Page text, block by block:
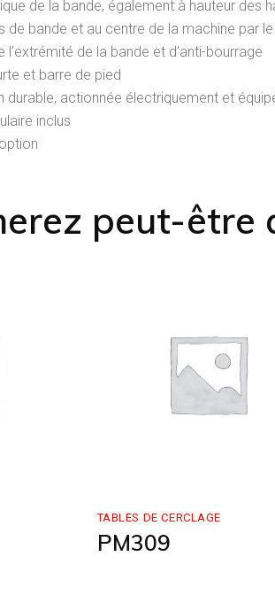
de la bande, également à hauteur des
de bande et au centre de la machine par
l’extrémité de la bande et d’anti-bourrage
et barre de pied
durable, actionnée électriquement et
inclus
peut-être
TABLES DE CERCLAGE
PM309